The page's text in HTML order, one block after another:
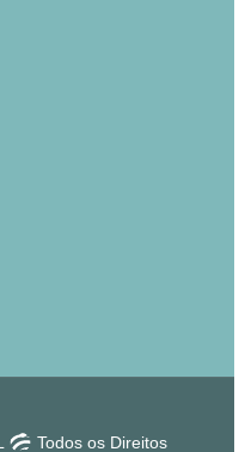
Todos os Direitos